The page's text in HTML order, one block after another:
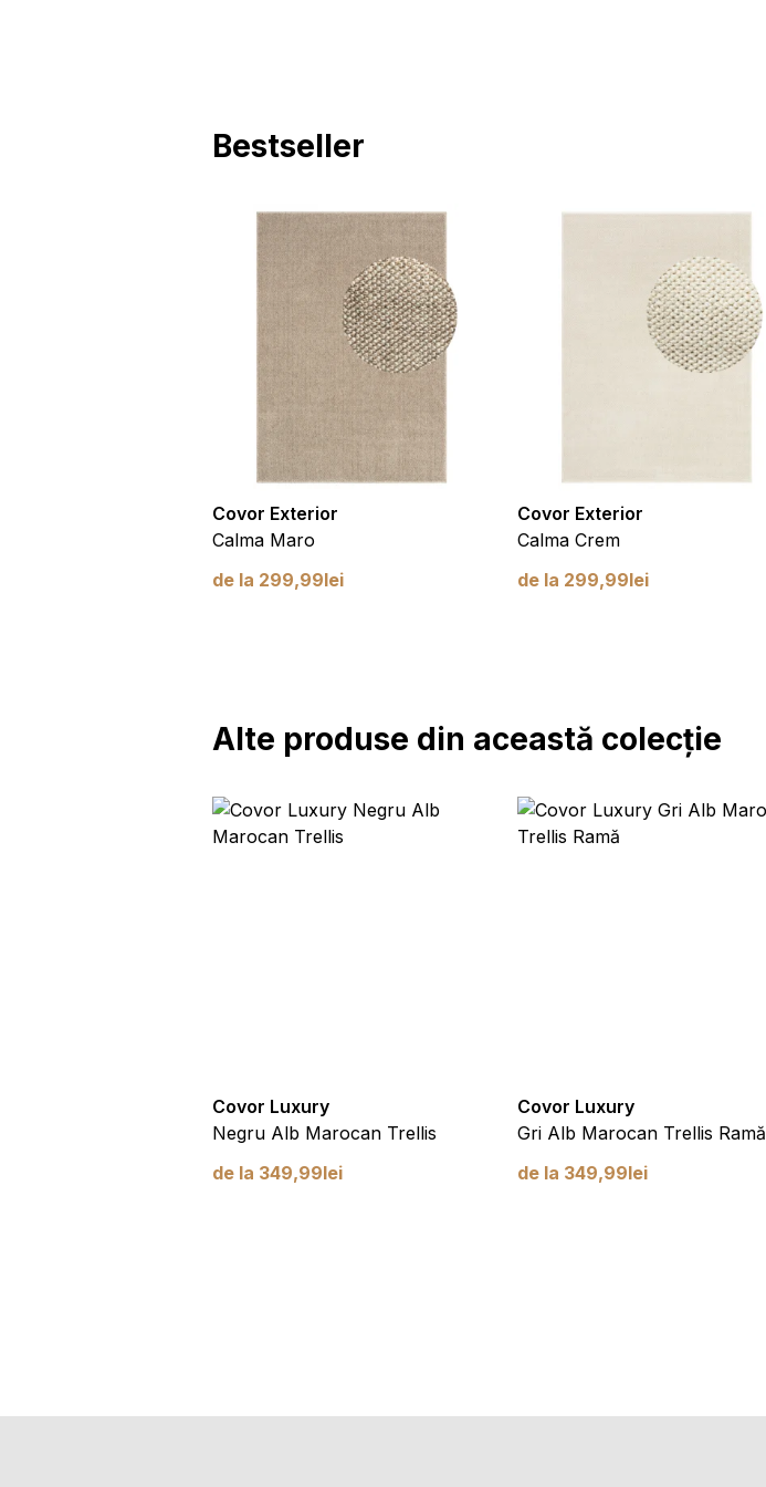
Bestseller
Covor Exterior
Calma Maro
de la 299,99lei
Covor Exterior
Calma Crem
de la 299,99lei
Alte produse din această colecție
Covor Luxury
Negru Alb Marocan Trellis
de la 349,99lei
Covor Luxury
Gri Alb Marocan Trellis Ramă
de la 349,99lei